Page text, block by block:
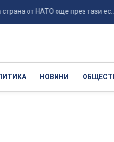
НАТО още през тази ес...
НОВИНИ